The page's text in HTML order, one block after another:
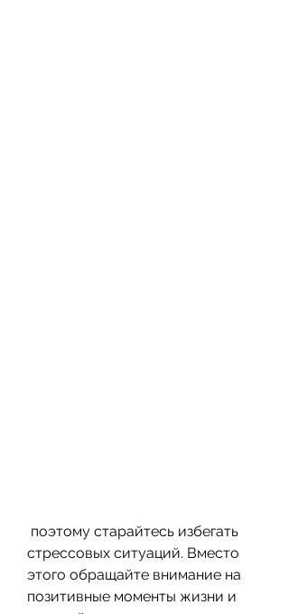
стрессовых ситуаций. Вместо
этого обращайте внимание на
позитивные моменты жизни и